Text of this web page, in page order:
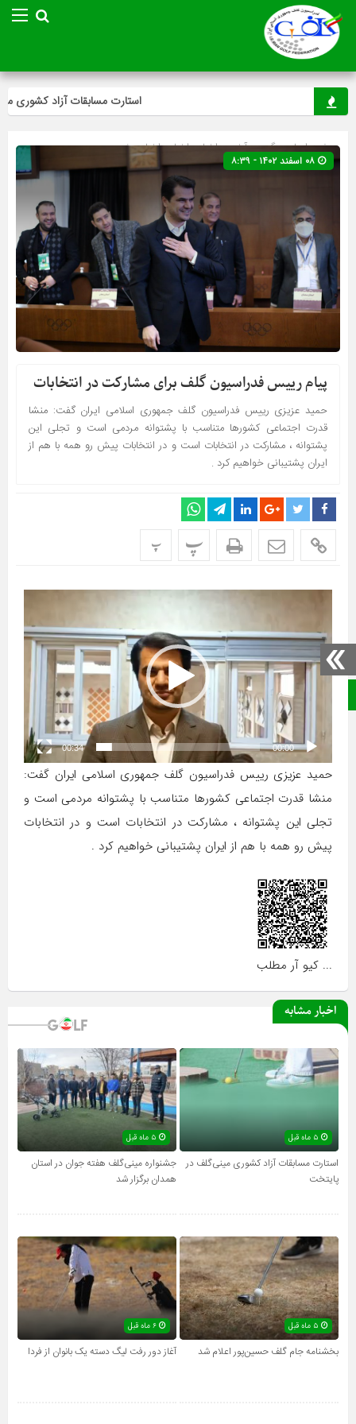
صفحه نخست
استارت مسابقات آزاد کشوری
صفحه اصلی» گروه »آخرین اخبار»اخبار»اخبار ویژه
پیام رییس فدراسیون گلف برای مشارکت در انتخابات
حمید عزیزی رییس فدراسیون گلف جمهوری اسلامی ایران گفت: منشا
قدرت اجتماعی کشورها متناسب با پشتوانه مردمی است و تجلی این
پشتوانه ، مشارکت در انتخابات است و در انتخابات پیش رو همه با هم از
ایران پشتیبانی خواهیم کرد .
پ پ
00:00
00:34
حمید عزیزی رییس فدراسیون گلف جمهوری اسلامی ایران گفت:
منشا قدرت اجتماعی کشورها متناسب با پشتوانه مردمی است و
تجلی این پشتوانه ، مشارکت در انتخابات است و در انتخابات
پیش رو همه با هم از ایران پشتیبانی خواهیم کرد .
... کیو آر مطلب
اخبار مشابه
استارت مسابقات آزاد کشوری مینی‌گلف در
پایتخت
جشنواره مینی‌گلف هفته جوان در استان
همدان برگزار شد
بخشنامه جام گلف حسین‌پور اعلام شد آغاز دور رفت لیگ دسته یک بانوان از فردا